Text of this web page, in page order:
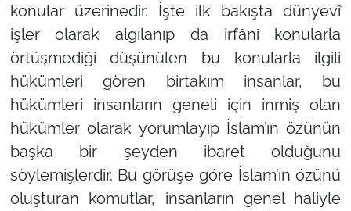
konular üzerinedir. İşte ilk bakışta dünyevî
işler olarak algılanıp da irfânî konularla
örtüşmediği düşünülen bu konularla ilgili
hükümleri gören birtakım insanlar, bu
hükümleri insanların geneli için inmiş olan
hükümler olarak yorumlayıp İslam’ın özünün
başka bir şeyden ibaret olduğunu
söylemişlerdir. Bu görüşe göre İslam’ın özünü
oluşturan komutlar, insanların genel haliyle